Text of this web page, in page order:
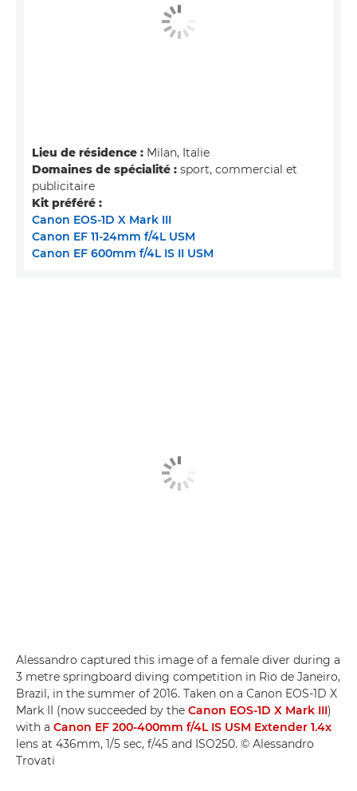
Lieu de résidence : Milan, Italie
Domaines de spécialité : sport, commercial et
publicitaire
Kit préféré :
Canon EOS-1D X Mark III
Canon EF 11-24mm f/4L USM
Canon EF 600mm f/4L IS II USM
Alessandro captured this image of a female diver during a
3 metre springboard diving competition in Rio de Janeiro,
Brazil, in the summer of 2016. Taken on a Canon EOS-1D X
Mark II (now succeeded by the Canon EOS-1D X Mark III)
with a Canon EF 200-400mm f/4L IS USM Extender 1.4x
lens at 436mm, 1/5 sec, f/45 and ISO250. © Alessandro
Trovati